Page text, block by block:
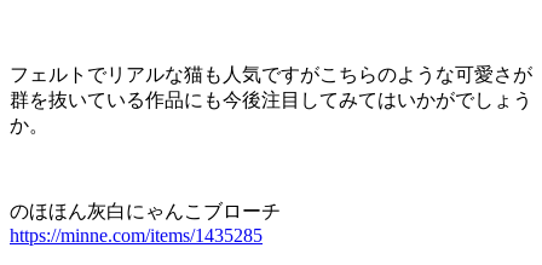
フェルトでリアルな猫も人気ですがこちらのような可愛さが
群を抜いている作品にも今後注目してみてはいかがでしょう
か。
のほほん灰白にゃんこブローチ
https://minne.com/items/1435285